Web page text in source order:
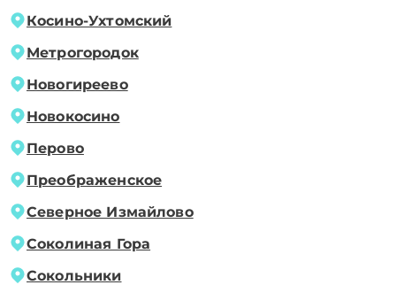
Косино-Ухтомский
Метрогородок
Новогиреево
Новокосино
Перово
Преображенское
Северное Измайлово
Соколиная Гора
Сокольники